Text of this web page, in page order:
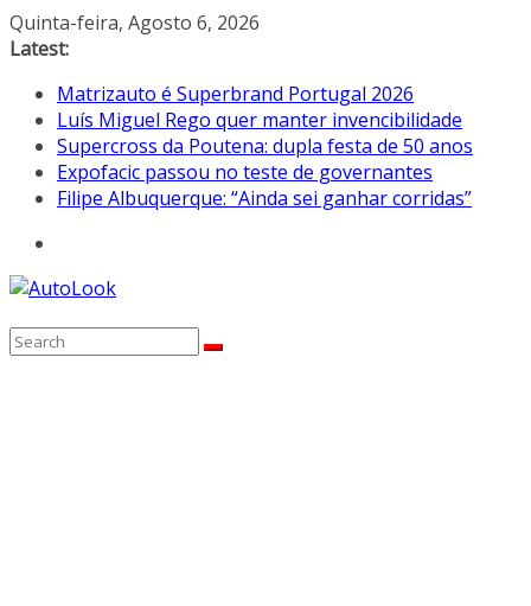
Skip
to
Quinta-feira, Agosto 6, 2026
Latest:
Matrizauto é Superbrand Portugal 2026
Luís Miguel Rego quer manter invencibilidade
Supercross da Poutena: dupla festa de 50 anos
Expofacic passou no teste de governantes
Filipe Albuquerque: “Ainda sei ganhar corridas”